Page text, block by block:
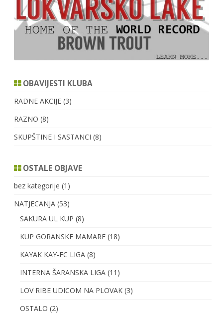
OBAVIJESTI KLUBA
RADNE AKCIJE (3)
RAZNO (8)
SKUPŠTINE I SASTANCI (8)
OSTALE OBJAVE
bez kategorije (1)
NATJECANJA (53)
SAKURA UL KUP (8)
KUP GORANSKE MAMARE (18)
KAYAK KAY-FC LIGA (8)
INTERNA ŠARANSKA LIGA (11)
LOV RIBE UDICOM NA PLOVAK (3)
OSTALO (2)